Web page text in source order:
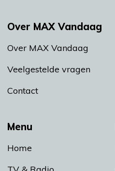
Menu
Home
Over MAX Vandaag
Over MAX Vandaag
Veelgestelde vragen
Contact